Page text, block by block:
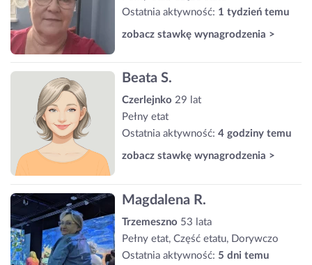
Ostatnia aktywność: 1 tydzień temu
zobacz stawkę wynagrodzenia >
Beata S.
Czerlejnko 29 lat
Pełny etat
Ostatnia aktywność: 4 godziny temu
zobacz stawkę wynagrodzenia >
Magdalena R.
Trzemeszno 53 lata
Pełny etat, Część etatu, Dorywczo
Ostatnia aktywność: 5 dni temu